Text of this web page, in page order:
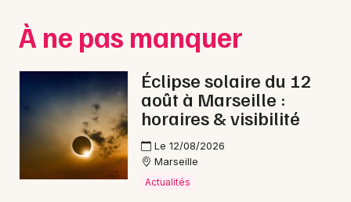
À ne pas manquer
Éclipse solaire du 12
août à Marseille :
horaires & visibilité
Le 12/08/2026
Marseille
Actualités